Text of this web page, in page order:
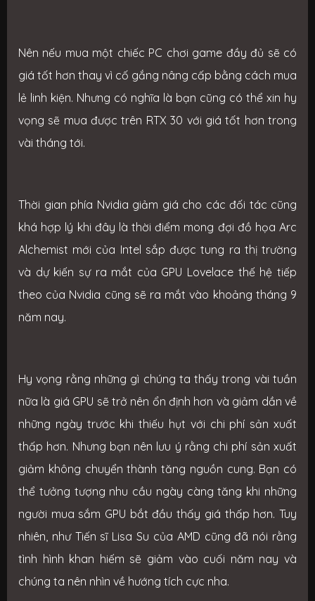
Nên nếu mua một chiếc PC chơi game đầy đủ sẽ có
giá tốt hơn thay vì cố gắng nâng cấp bằng cách mua
lẻ linh kiện. Nhưng có nghĩa là bạn cũng có thể xin hy
vọng sẽ mua được trên RTX 30 với giá tốt hơn trong
vài tháng tới.
Thời gian phía Nvidia giảm giá cho các đối tác cũng
khá hợp lý khi đây là thời điểm mong đợi đồ họa Arc
Alchemist mới của Intel sắp được tung ra thị trường
và dự kiến sự ra mắt của GPU Lovelace thế hệ tiếp
theo của Nvidia cũng sẽ ra mắt vào khoảng tháng 9
năm nay.
Hy vọng rằng những gì chúng ta thấy trong vài tuần
nữa là giá GPU sẽ trở nên ổn định hơn và giảm dần về
những ngày trước khi thiếu hụt với chi phí sản xuất
thấp hơn. Nhưng bạn nên lưu ý rằng chi phí sản xuất
giảm không chuyển thành tăng nguồn cung. Bạn có
thể tưởng tượng nhu cầu ngày càng tăng khi những
người mua sắm GPU bắt đầu thấy giá thấp hơn. Tuy
nhiên, như Tiến sĩ Lisa Su của AMD cũng đã nói rằng
tình hình khan hiếm sẽ giảm vào cuối năm nay và
chúng ta nên nhìn về hướng tích cực nha.